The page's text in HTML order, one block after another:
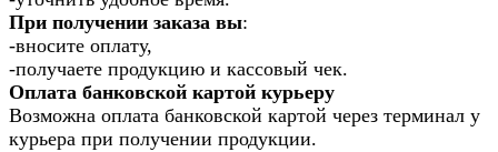
При получении заказа вы:
-вносите оплату,
-получаете продукцию и кассовый чек.
Оплата банковской картой курьеру
Возможна оплата банковской картой через терминал у
курьера при получении продукции.